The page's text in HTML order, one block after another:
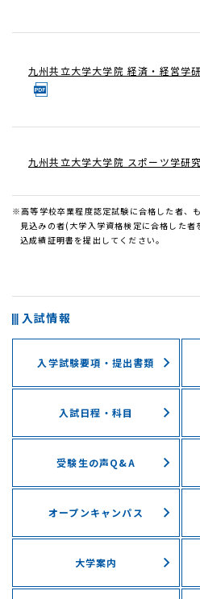
九州共立大学大学院 経済・経営学
九州共立大学大学院 スポーツ学研
※高等学校卒業程度認定試験に合格した者、
見込みの者(大学入学資格検定に合格した
込成績証明書を提出してください。
入試情報
入学試験要項・提出書類
入試日程・科目
受験⽣の声Q&A
オープンキャンパス
大学案内